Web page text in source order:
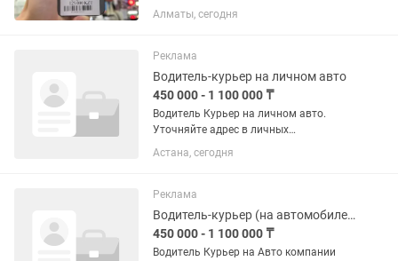
Аккумулятора 89% • Комплект: Шнур
зарядка, коробка • Состояние телефона
дней • Чехол + стекло в...
Алматы, сегодня
Реклама
Водитель-курьер на личном авто
450 000 - 1 100 000 ₸
Водитель Курьер на личном авто.
Уточняйте адрес в личных
сообщениях. Мы предлагаем:
🔺Заработок от 20 до 50 тысяч тенге в
автомобиле заказы с...
Астана, сегодня
Реклама
Водитель-курьер (на автомобиле компании)
450 000 - 1 100 000 ₸
Водитель Курьер на Авто компании